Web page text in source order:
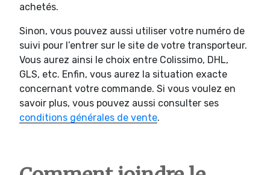
achetés.
Sinon, vous pouvez aussi utiliser votre numéro de
suivi pour l’entrer sur le site de votre transporteur.
Vous aurez ainsi le choix entre Colissimo, DHL,
GLS, etc. Enfin, vous aurez la situation exacte
concernant votre commande. Si vous voulez en
savoir plus, vous pouvez aussi consulter ses
conditions générales de vente.